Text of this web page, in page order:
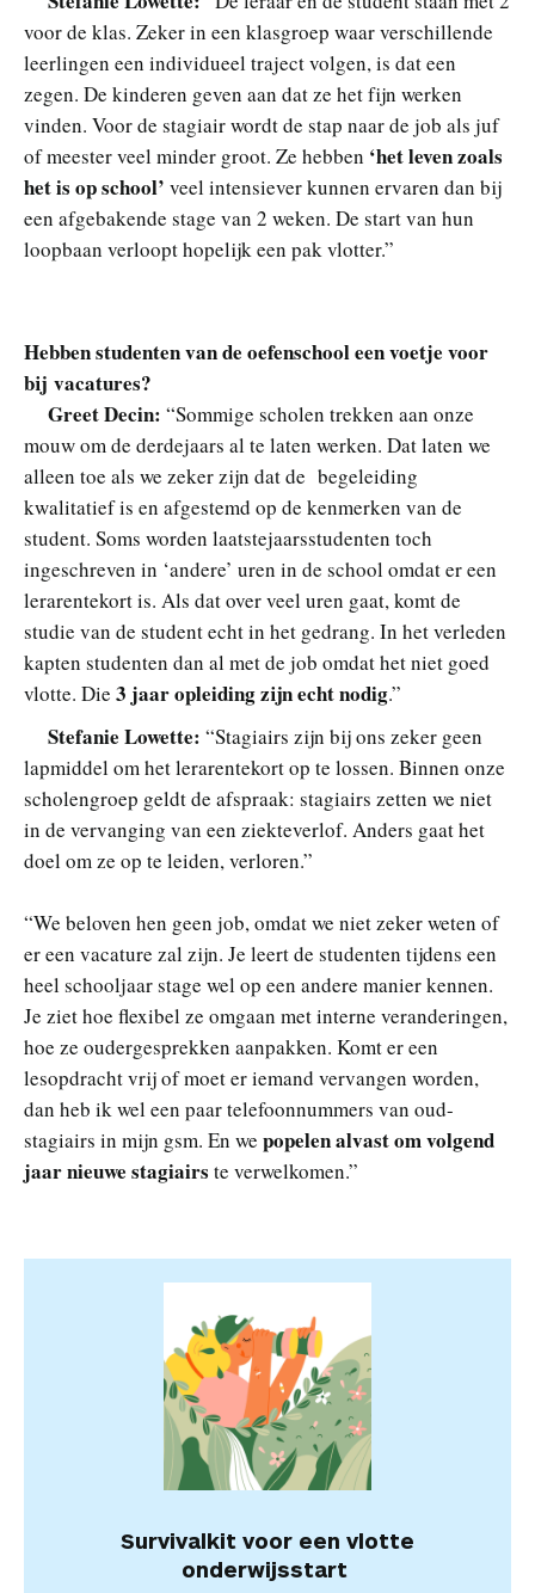
voor de klas. Zeker in een klasgroep waar verschillende
leerlingen een individueel traject volgen, is dat een
zegen. De kinderen geven aan dat ze het fijn werken
vinden. Voor de stagiair wordt de stap naar de job als juf
of meester veel minder groot. Ze hebben ‘het leven zoals
het is op school’ veel intensiever kunnen ervaren dan bij
een afgebakende stage van 2 weken. De start van hun
loopbaan verloopt hopelijk een pak vlotter.”
Hebben studenten van de oefenschool een voetje voor
bij vacatures?
Greet Decin: “Sommige scholen trekken aan onze
mouw om de derdejaars al te laten werken. Dat laten we
alleen toe als we zeker zijn dat de begeleiding
kwalitatief is en afgestemd op de kenmerken van de
student. Soms worden laatstejaarsstudenten toch
ingeschreven in ‘andere’ uren in de school omdat er een
lerarentekort is. Als dat over veel uren gaat, komt de
studie van de student echt in het gedrang. In het verleden
kapten studenten dan al met de job omdat het niet goed
vlotte. Die 3 jaar opleiding zijn echt nodig.”
Stefanie Lowette: “Stagiairs zijn bij ons zeker geen
lapmiddel om het lerarentekort op te lossen. Binnen onze
scholengroep geldt de afspraak: stagiairs zetten we niet
in de vervanging van een ziekteverlof. Anders gaat het
doel om ze op te leiden, verloren.”
“We beloven hen geen job, omdat we niet zeker weten of
er een vacature zal zijn. Je leert de studenten tijdens een
heel schooljaar stage wel op een andere manier kennen.
Je ziet hoe flexibel ze omgaan met interne veranderingen,
hoe ze oudergesprekken aanpakken. Komt er een
lesopdracht vrij of moet er iemand vervangen worden,
dan heb ik wel een paar telefoonnummers van oud-
stagiairs in mijn gsm. En we popelen alvast om volgend
jaar nieuwe stagiairs te verwelkomen.”
Survivalkit voor een vlotte
onderwijsstart